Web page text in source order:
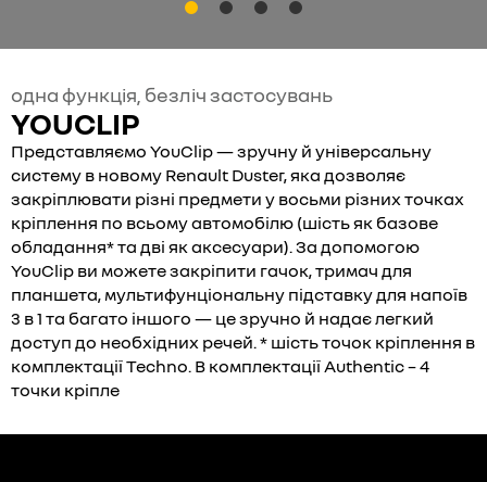
одна функція, безліч застосувань
YOUCLIP
Представляємо YouClip — зручну й універсальну
систему в новому Renault Duster, яка дозволяє
закріплювати різні предмети у восьми різних точках
кріплення по всьому автомобілю (шість як базове
обладання* та дві як аксесуари). За допомогою
YouClip ви можете закріпити гачок, тримач для
планшета, мультифунціональну підставку для напоїв
3 в 1 та багато іншого — це зручно й надає легкий
доступ до необхідних речей. * шість точок кріплення в
комплектації Techno. В комплектації Authentic – 4
точки кріпле